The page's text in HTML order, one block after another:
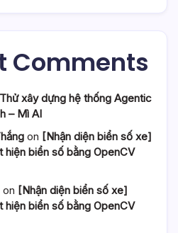
Comments
Thử xây dựng hệ thống Agentic
– Mì AI
on [Nhận diện biển số xe]
hiện biển số bằng OpenCV
on [Nhận diện biển số xe]
hiện biển số bằng OpenCV